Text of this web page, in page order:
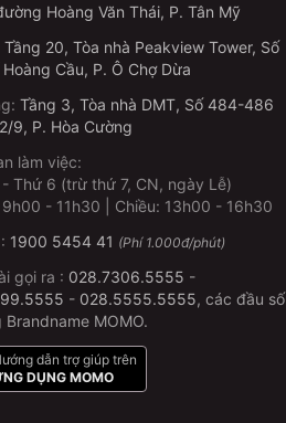
Hoàng Văn Thái, P. Tân Mỹ
Tầng 20, Tòa nhà Peakview Tower, Số
Cầu, P. Ô Chợ Dừa
: Tầng 3, Tòa nhà DMT, Số 484-486
9, P. Hòa Cường
làm việc:
Thứ 6 (trừ thứ 7, CN, ngày Lễ)
9h00 - 11h30 | Chiều: 13h00 - 16h30
1900 5454 41 (Phí 1.000đ/phút)
gọi ra : 028.7306.5555 -
- 028.5555.5555, các đầu số
MOMO.
dẫn trợ giúp trên
DỤNG MOMO